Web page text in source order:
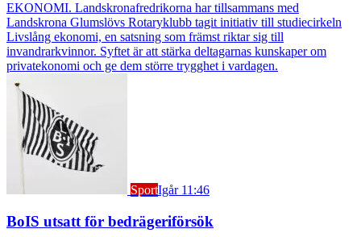
EKONOMI. Landskronafredrikorna har tillsammans med
Landskrona Glumslövs Rotaryklubb tagit initiativ till studiecirkeln
Livslång ekonomi, en satsning som främst riktar sig till
invandrarkvinnor. Syftet är att stärka deltagarnas kunskaper om
privatekonomi och ge dem större trygghet i vardagen.
SportIgår 11:46
BoIS utsatt för bedrägeriförsök